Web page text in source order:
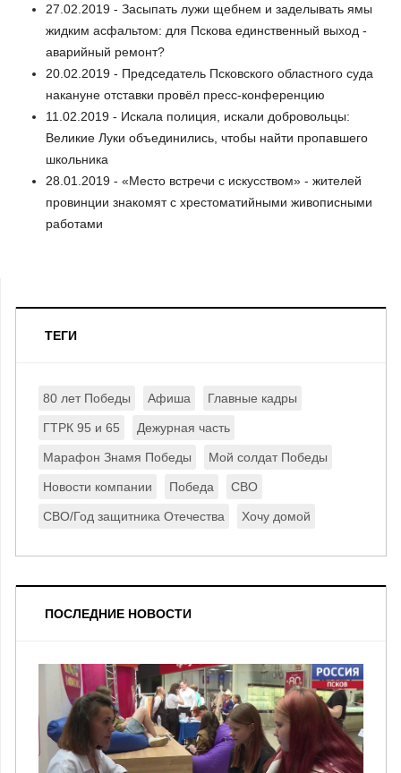
27.02.2019 - Засыпать лужи щебнем и заделывать ямы
жидким асфальтом: для Пскова единственный выход -
аварийный ремонт?
20.02.2019 - Председатель Псковского областного суда
накануне отставки провёл пресс-конференцию
11.02.2019 - Искала полиция, искали добровольцы:
Великие Луки объединились, чтобы найти пропавшего
школьника
28.01.2019 - «Место встречи с искусством» - жителей
провинции знакомят с хрестоматийными живописными
работами
ТЕГИ
80 лет Победы Афиша Главные кадры
ГТРК 95 и 65 Дежурная часть
Марафон Знамя Победы Мой солдат Победы
Новости компании Победа СВО
СВО/Год защитника Отечества Хочу домой
ПОСЛЕДНИЕ НОВОСТИ